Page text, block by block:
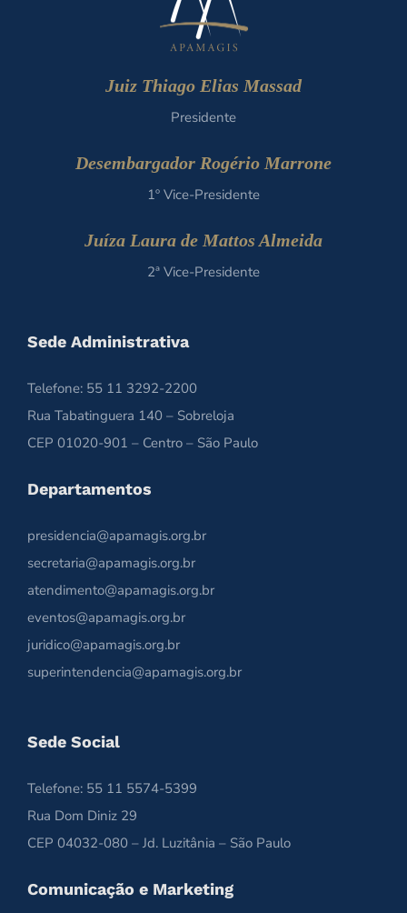
Juiz Thiago Elias Massad
Presidente
Desembargador Rogério Marrone
1º Vice-Presidente
Juíza Laura de Mattos Almeida
2ª Vice-Presidente
Sede Administrativa
Telefone: 55 11 3292-2200
Rua Tabatinguera 140 – Sobreloja
CEP 01020-901 – Centro – São Paulo
Departamentos
presidencia@apamagis.org.br
secretaria@apamagis.org.br
atendimento@apamagis.org.br
eventos@apamagis.org.br
juridico@apamagis.org.br
superintendencia@apamagis.org.br
Sede Social
Telefone: 55 11 5574-5399
Rua Dom Diniz 29
CEP 04032-080 – Jd. Luzitânia – São Paulo
Comunicação e Marketing